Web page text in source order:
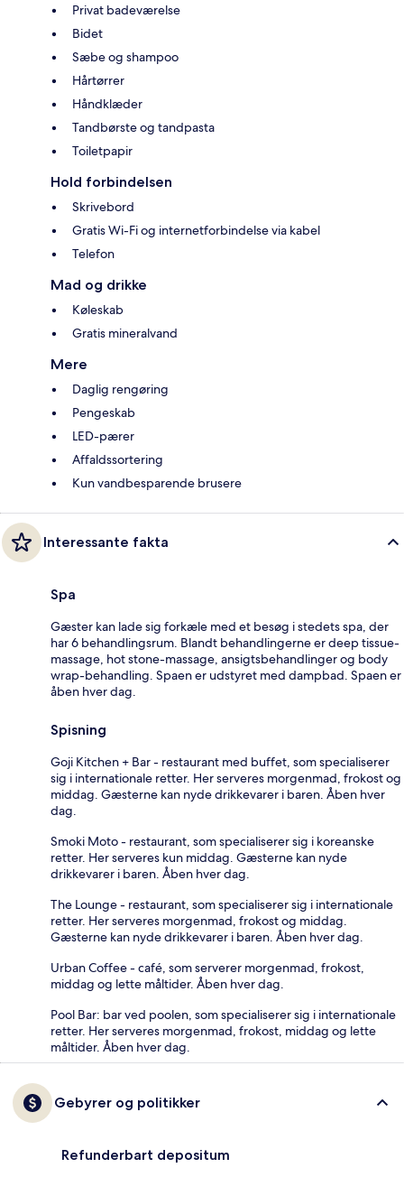
Privat badeværelse
Bidet
Sæbe og shampoo
Hårtørrer
Håndklæder
Tandbørste og tandpasta
Toiletpapir
Hold forbindelsen
Skrivebord
Gratis Wi-Fi og internetforbindelse via kabel
Telefon
Mad og drikke
Køleskab
Gratis mineralvand
Mere
Daglig rengøring
Pengeskab
LED-pærer
Affaldssortering
Kun vandbesparende brusere
Interessante fakta
Spa
Gæster kan lade sig forkæle med et besøg i stedets spa, der
har 6 behandlingsrum. Blandt behandlingerne er deep tissue-
massage, hot stone-massage, ansigtsbehandlinger og body
wrap-behandling. Spaen er udstyret med dampbad. Spaen er
åben hver dag.
Spisning
Goji Kitchen + Bar - restaurant med buffet, som specialiserer
sig i internationale retter. Her serveres morgenmad, frokost og
middag. Gæsterne kan nyde drikkevarer i baren. Åben hver
dag.
Smoki Moto - restaurant, som specialiserer sig i koreanske
retter. Her serveres kun middag. Gæsterne kan nyde
drikkevarer i baren. Åben hver dag.
The Lounge - restaurant, som specialiserer sig i internationale
retter. Her serveres morgenmad, frokost og middag.
Gæsterne kan nyde drikkevarer i baren. Åben hver dag.
Urban Coffee - café, som serverer morgenmad, frokost,
middag og lette måltider. Åben hver dag.
Pool Bar: bar ved poolen, som specialiserer sig i internationale
retter. Her serveres morgenmad, frokost, middag og lette
måltider. Åben hver dag.
Gebyrer og politikker
Refunderbart depositum